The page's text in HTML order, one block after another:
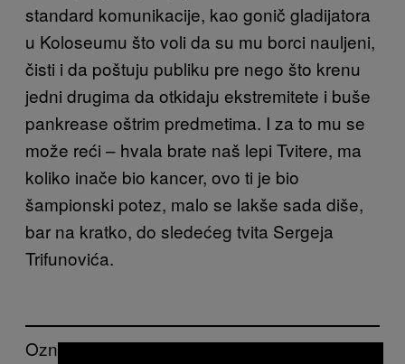
standard komunikacije, kao gonič gladijatora
u Koloseumu što voli da su mu borci nauljeni,
čisti i da poštuju publiku pre nego što krenu
jedni drugima da otkidaju ekstremitete i buše
pankrease oštrim predmetima. I za to mu se
može reći – hvala brate naš lepi Tvitere, ma
koliko inače bio kancer, ovo ti je bio
šampionski potez, malo se lakše sada diše,
bar na kratko, do sledećeg tvita Sergeja
Trifunovića.
Označeno: